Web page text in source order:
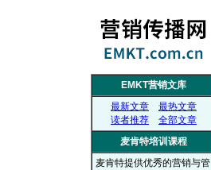
EMKT营销文库
最新文章
最热文章
读者推荐
全部文章
麦肯特培训课程
麦肯特提供优秀的营销与管